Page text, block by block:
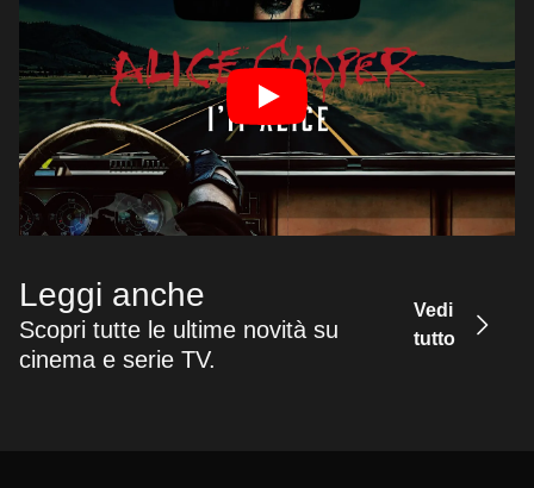
Leggi anche
Scopri tutte le ultime novità su
cinema e serie TV.
Vedi
tutto